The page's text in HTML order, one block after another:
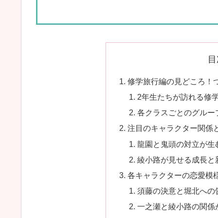
修学旅行編の見どころ！
2年生たちが訪れる修
各クラスごとのグル
注目のキャラクター関係
龍園と鬼頭の対立が生
綾小路が見せる成長と
各キャラクターの恋愛模
須藤の決意と堀北への
一之瀬と綾小路の関係